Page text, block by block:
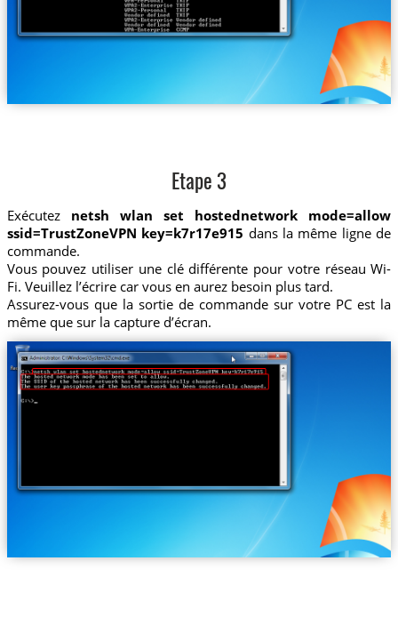
Etape 3
Exécutez netsh wlan set hostednetwork mode=allow
ssid=TrustZoneVPN key=k7r17e915 dans la même ligne de
commande.
Vous pouvez utiliser une clé différente pour votre réseau Wi-
Fi. Veuillez l’écrire car vous en aurez besoin plus tard.
Assurez-vous que la sortie de commande sur votre PC est la
même que sur la capture d’écran.